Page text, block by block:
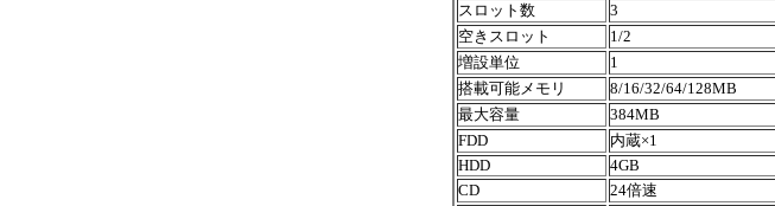
スロット数
3
空きスロット
1/2
増設単位
1
搭載可能メモリ
8/16/32/64/128MB
最大容量
384MB
FDD
内蔵×1
HDD
4GB
CD
24倍速